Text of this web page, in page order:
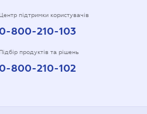
Центр підтримки користувачів
0-800-210-103
Підбір продуктів та рішень
0-800-210-102